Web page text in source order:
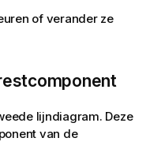
of verander ze
lijndiagram. Deze
van de